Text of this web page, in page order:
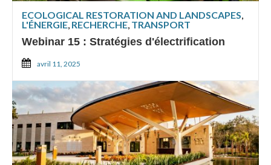
ECOLOGICAL RESTORATION AND LANDSCAPES,
L'ÉNERGIE, RECHERCHE, TRANSPORT
Webinar 15 : Stratégies d'électrification
avril 11, 2025